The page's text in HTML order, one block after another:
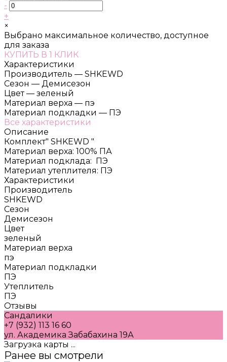
-
+
×
Выбрано максимальное количество, доступное
для заказа
КУПИТЬ В 1 КЛИК
Характеристики
Производитель — SHKEWD
Сезон — Демисезон
Цвет — зеленый
Материал верха — пэ
Материал подкладки — ПЭ
Все характеристики
Описание
Комплект" SHKEWD "
Материал верха: 100% ПА
Материал подклада: ПЭ
Материал утеплителя: ПЭ
Характеристики
Производитель
SHKEWD
Сезон
Демисезон
Цвет
зеленый
Материал верха
пэ
Материал подкладки
ПЭ
Утеплитель
ПЭ
Отзывы
Сандалики
+7 (932) 113 16 60
ул. Академика Забабахина 19А
Загрузка карты ...
Ранее вы смотрели